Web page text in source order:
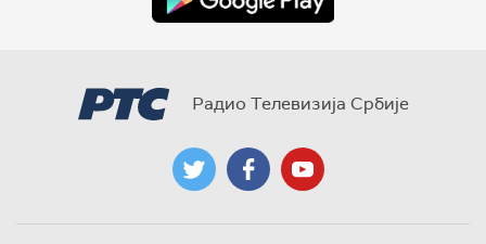
Радио Телевизија Србије